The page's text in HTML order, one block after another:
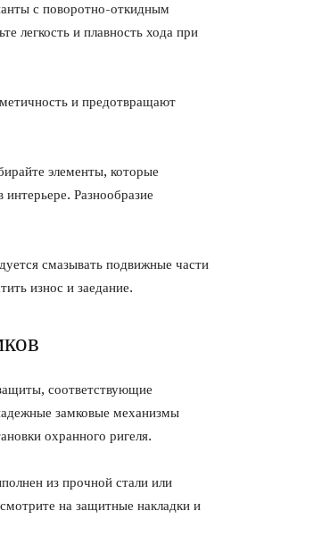
с поворотно-откидным
легкость и плавность хода при
и предотвращают
элементы, которые
Разнообразие
смазывать подвижные части
износ и заедание.
соответствующие
замковые механизмы
охранного ригеля.
из прочной стали или
на защитные накладки и